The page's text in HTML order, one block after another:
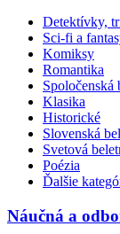
Detektívky,
Sci-fi a
Komiksy
Romantika
Spoločenská
Klasika
Historické
Slovenská
Svetová
Poézia
Ďalšie
Náučná a